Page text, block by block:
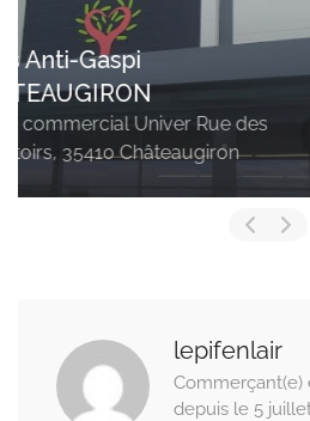
ça nous botte
12 place Lucie Aubrac
lepifenlair
depuis le 5